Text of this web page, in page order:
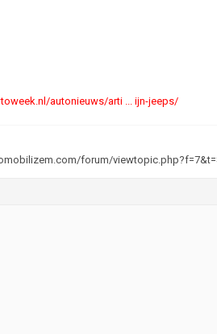
autonieuws/arti ... ijn-jeeps/
forum/